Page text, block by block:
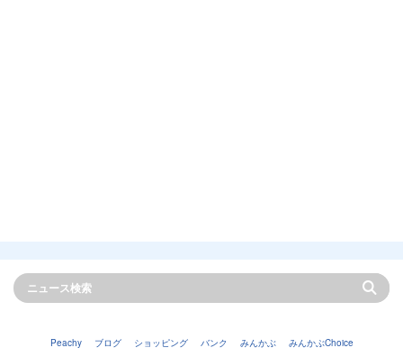
Peachy ブログ ショッピング バンク みんかぶ みんかぶChoice